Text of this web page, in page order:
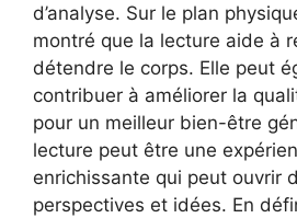
d’analyse. Sur le plan
montré que la lecture aide à
détendre le corps. Elle peut
contribuer à améliorer la
pour un meilleur bien-être
lecture peut être une
enrichissante qui peut ouvrir
perspectives et idées. En